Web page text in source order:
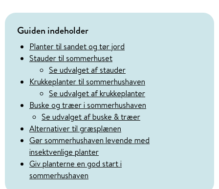
Guiden indeholder
Planter til sandet og tør jord
Stauder til sommerhuset
Se udvalget af stauder
Krukkeplanter til sommerhushaven
Se udvalget af krukkeplanter
Buske og træer i sommerhushaven
Se udvalget af buske & træer
Alternativer til græsplænen
Gør sommerhushaven levende med
insektvenlige planter
Giv planterne en god start i
sommerhushaven